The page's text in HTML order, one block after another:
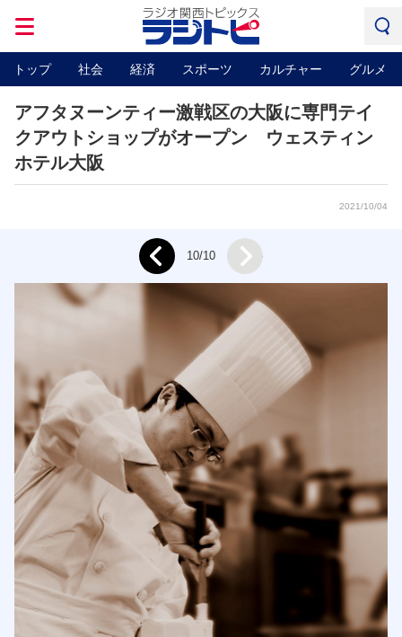
トップ 社会 経済 スポーツ カルチャー グルメ
アフタヌーンティー激戦区の大阪に専門テイ
クアウトショップがオープン ウェスティン
ホテル大阪
2021/10/04
Prev 10/10